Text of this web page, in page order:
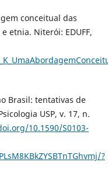
conceitual das
etnia. Niterói: EDUFF,
Brasil: tentativas de
USP, v. 17, n.
10.1590/S0103-
?